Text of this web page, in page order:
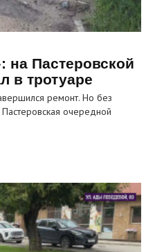
на Пастеровской
в тротуаре
ремонт. Но без
очередной